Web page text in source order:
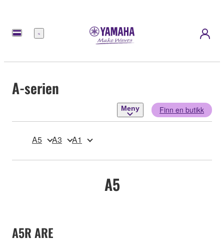
Meny
A-serien
Meny Finn en butikk
A5 A3 A1
A5
A5R ARE